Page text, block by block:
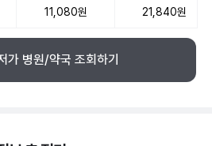
11,080원 21,840원
가 병원/약국 조회하기